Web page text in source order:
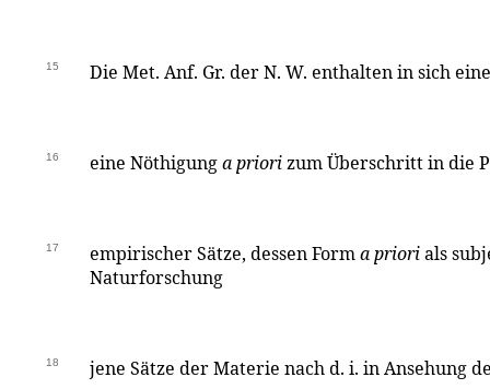
15 Die Met. Anf. Gr. der N. W. enthalten in sich
16 eine Nöthigunga priorizum Überschritt in die
17 empirischer Sätze, dessen Forma priorials
Naturforschung
18 jene Sätze der Materie nach d. i. in Ansehung